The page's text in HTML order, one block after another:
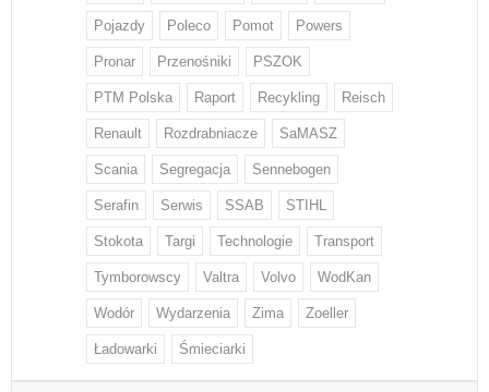
Pojazdy Poleco Pomot Powers
Pronar Przenośniki PSZOK
PTM Polska Raport Recykling Reisch
Renault Rozdrabniacze SaMASZ
Scania Segregacja Sennebogen
Serafin Serwis SSAB STIHL
Stokota Targi Technologie Transport
Tymborowscy Valtra Volvo WodKan
Wodór Wydarzenia Zima Zoeller
Ładowarki Śmieciarki